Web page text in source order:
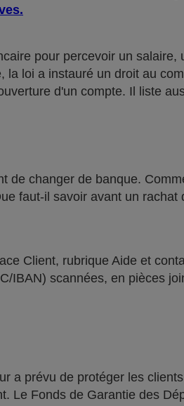
pour percevoir un
loi a instauré un droit au
d'un compte. Il liste
de changer de banque.
faut-il savoir avant un rachat
Client, rubrique Aide et
IBAN) scannées, en pièces
a prévu de protéger les
Le Fonds de Garantie des